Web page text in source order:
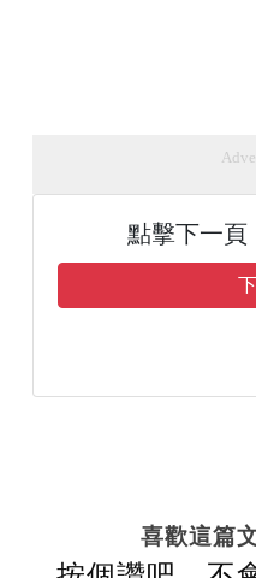
點擊下一頁
喜歡這篇